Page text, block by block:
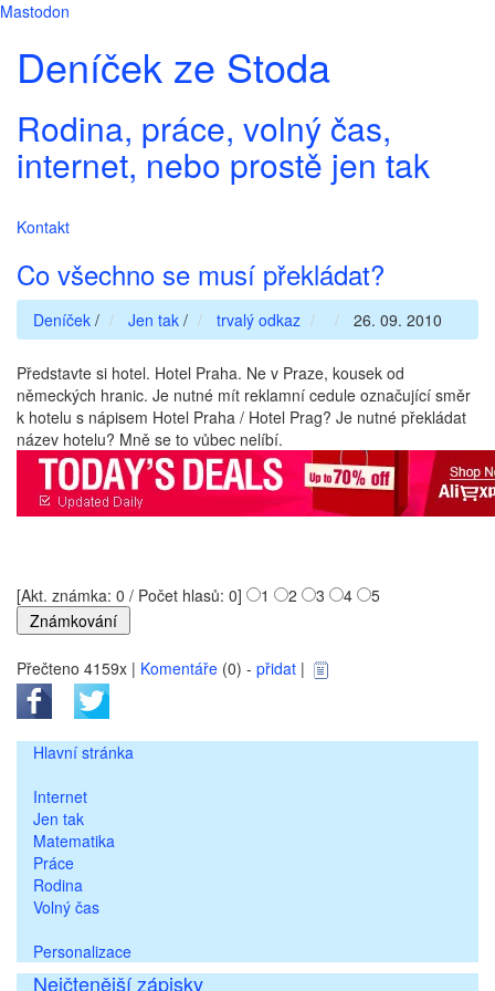
Mastodon
Deníček ze Stoda
Rodina, práce, volný čas,
internet, nebo prostě jen tak
Kontakt
Co všechno se musí překládat?
Deníček / Jen tak / trvalý odkaz 26. 09. 2010
Představte si hotel. Hotel Praha. Ne v Praze, kousek od
německých hranic. Je nutné mít reklamní cedule označující směr
k hotelu s nápisem Hotel Praha / Hotel Prag? Je nutné překládat
název hotelu? Mně se to vůbec nelíbí.
[Akt. známka: 0 / Počet hlasů: 0] 1 2 3 4 5
Přečteno 4159x | Komentáře (0) - přidat |
Hlavní stránka
Internet
Jen tak
Matematika
Práce
Rodina
Volný čas
Personalizace
Nejčtenější zápisky